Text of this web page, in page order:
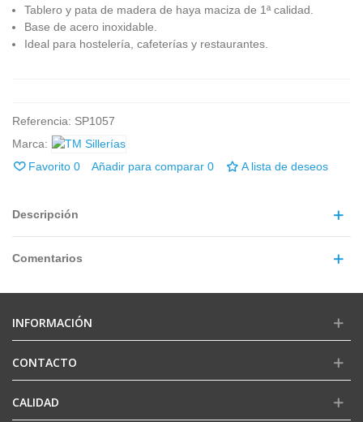
Tablero y pata de madera de haya maciza de 1ª calidad.
Base de acero inoxidable.
Ideal para hostelería, cafeterías y restaurantes.
Referencia: SP1057
Marca:
Favorito 0 Añadir para comparar 0 A lista de deseos
Descripción
Comentarios
INFORMACIÓN
CONTACTO
CALIDAD